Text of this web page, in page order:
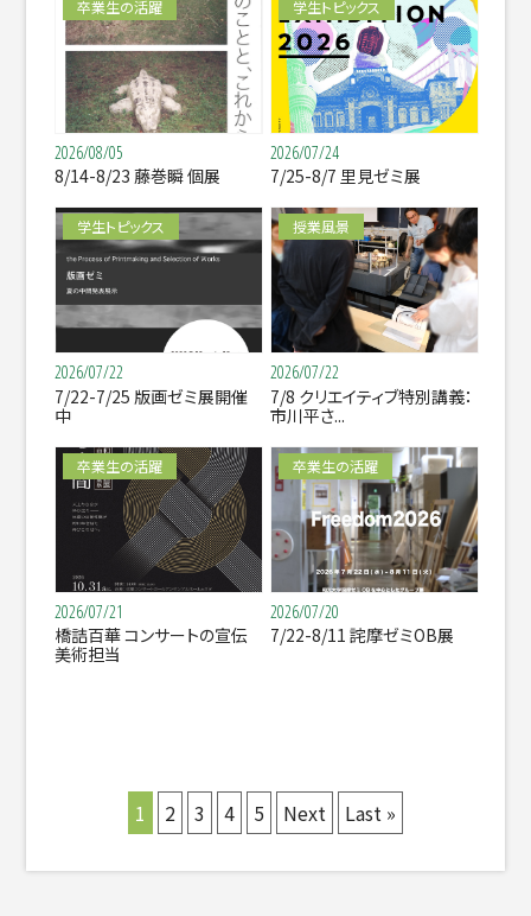
卒業生の活躍
2026/08/05
8/14-8/23 藤巻瞬 個展
学生トピックス
2026/07/24
7/25-8/7 里見ゼミ展
学生トピックス
2026/07/22
7/22-7/25 版画ゼミ展開催
中
授業風景
2026/07/22
7/8 クリエイティブ特別講義：
市川平さ...
卒業生の活躍
2026/07/21
橋詰百華 コンサートの宣伝
美術担当
卒業生の活躍
2026/07/20
7/22-8/11 詫摩ゼミOB展
1 2 3 4 5 Next Last »